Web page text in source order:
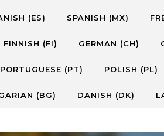
(ES) SPANISH (MX)
FINNISH (FI) GERMAN (CH)
PORTUGUESE (PT) POLISH (PL)
(BG) DANISH (DK)